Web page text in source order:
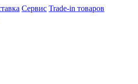
Сервис Trade-in товаров